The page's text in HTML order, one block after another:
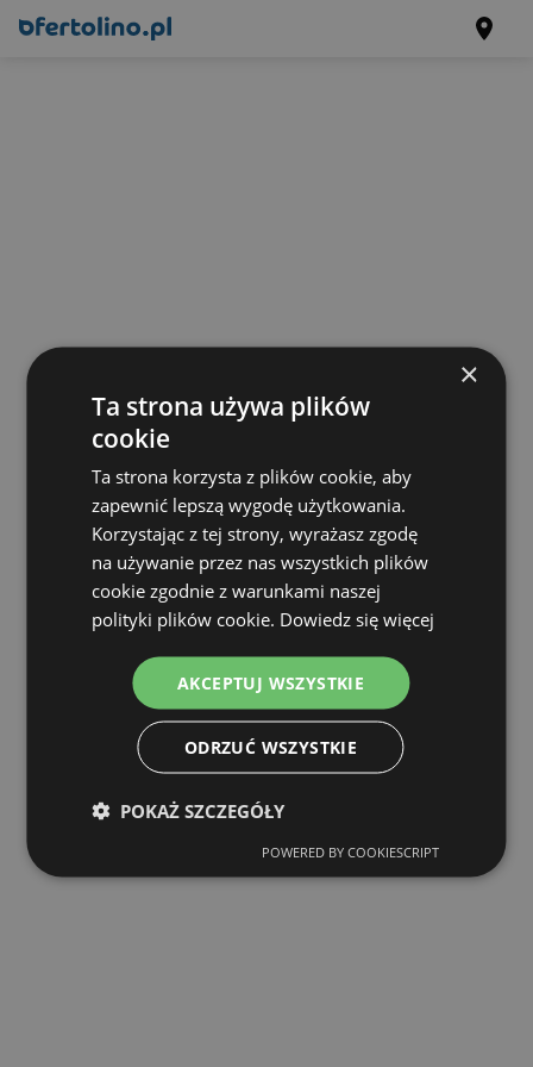
×
Ta strona używa plików
cookie
Ta strona korzysta z plików cookie, aby
zapewnić lepszą wygodę użytkowania.
Korzystając z tej strony, wyrażasz zgodę
na używanie przez nas wszystkich plików
cookie zgodnie z warunkami naszej
polityki plików cookie. Dowiedz się więcej
AKCEPTUJ WSZYSTKIE
ODRZUĆ WSZYSTKIE
POKAŻ SZCZEGÓŁY
POWERED BY COOKIESCRIPT